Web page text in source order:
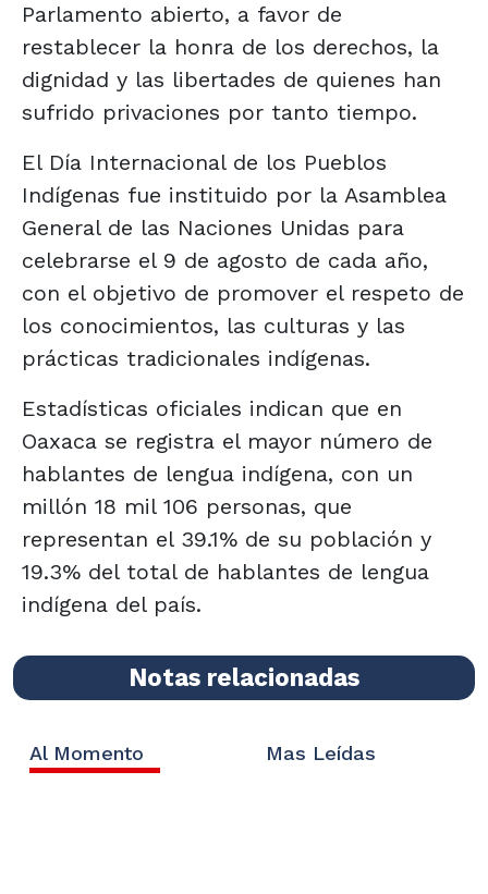
Parlamento abierto, a favor de
restablecer la honra de los derechos, la
dignidad y las libertades de quienes han
sufrido privaciones por tanto tiempo.
El Día Internacional de los Pueblos
Indígenas fue instituido por la Asamblea
General de las Naciones Unidas para
celebrarse el 9 de agosto de cada año,
con el objetivo de promover el respeto de
los conocimientos, las culturas y las
prácticas tradicionales indígenas.
Estadísticas oficiales indican que en
Oaxaca se registra el mayor número de
hablantes de lengua indígena, con un
millón 18 mil 106 personas, que
representan el 39.1% de su población y
19.3% del total de hablantes de lengua
indígena del país.
Notas relacionadas
Al Momento Mas Leídas